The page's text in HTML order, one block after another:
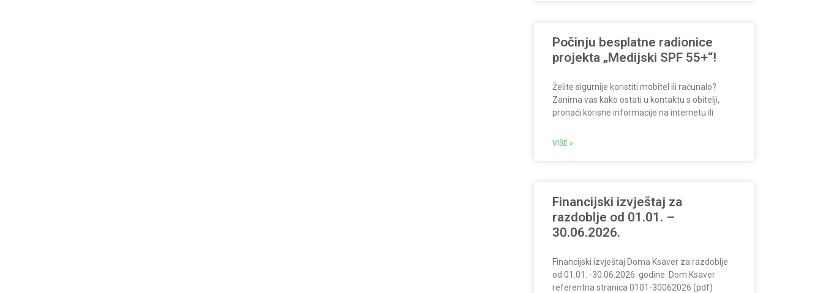
Počinju besplatne radionice
projekta „Medijski SPF 55+“!
Želite sigurnije koristiti mobitel ili računalo?
Zanima vas kako ostati u kontaktu s obitelji,
pronaći korisne informacije na internetu ili
VIŠE »
Financijski izvještaj za
razdoblje od 01.01. –
30.06.2026.
Financijski izvještaj Doma Ksaver za razdoblje
od 01.01. -30.06.2026. godine: Dom Ksaver
referentna stranica 0101-30062026 (pdf)